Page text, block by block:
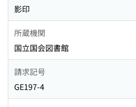
影印
所蔵機関
国立国会図書館
請求記号
GE197-4